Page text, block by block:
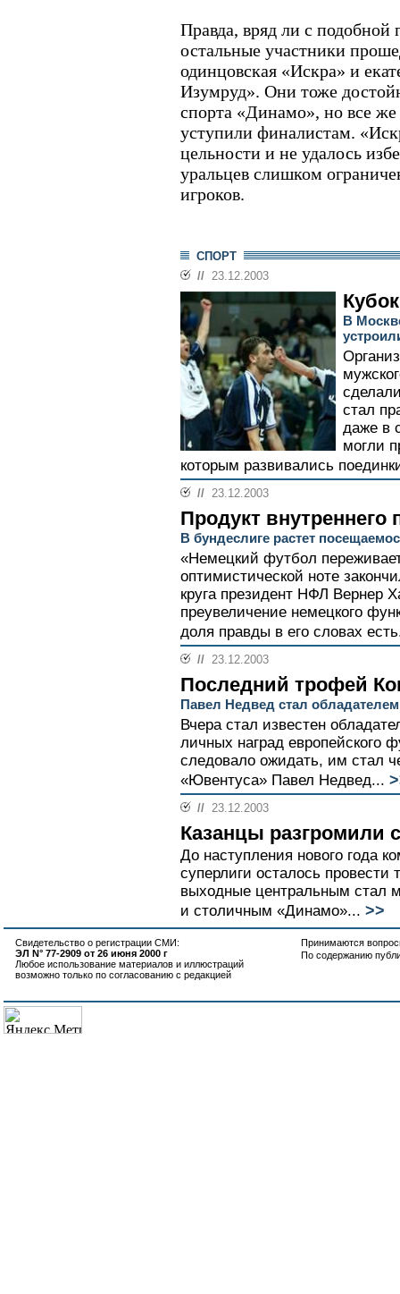
Правда, вряд ли с подобной
остальные участники
одинцовская «Искра» и
Изумруд». Они тоже
спорта «Динамо», но все
уступили финалистам.
цельности и не удалось
уральцев слишком
игроков.
СПОРТ
// 23.12.2003
В
стал
даже в
могли
которым развивались
// 23.12.2003
Продукт внутреннего
В бундеслиге растет
«Немецкий футбол
оптимистической ноте
круга президент НФЛ Вернер
преувеличение немецкого
доля правды в его словах
// 23.12.2003
Последний трофей
Павел Недвед стал
Вчера стал известен
личных наград европейского
следовало ожидать, им стал
«Ювентуса» Павел Недвед...
// 23.12.2003
Казанцы разгромили
До наступления нового года
суперлиги осталось
выходные центральным стал
и столичным «Динамо»... >>
Свидетельство о регистрации СМИ:
ЭЛ N° 77-2909 от 26 июня 2000 г
Любое использование материалов и иллюстраций
возможно только по согласованию с редакцией
Принимаются
По содержанию